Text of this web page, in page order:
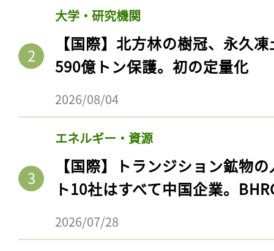
大学・研究機関
【国際】北方林の樹冠、永久
590億トン保護。初の定量化
2026/08/04
エネルギー・資源
【国際】トランジション鉱物
ト10社はすべて中国企業。
2026/07/28